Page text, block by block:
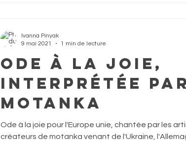
Ode à la joie,
interprétée par
Motanka
Ode à la joie pour l'Europe unie, chantée par les
créateurs de motanka venant de l'Ukraine,
Ivanna Pinyak
9 mai 2021
1 min de lecture